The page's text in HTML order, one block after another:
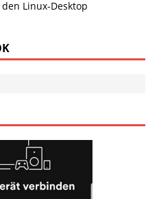
Linux-Desktop